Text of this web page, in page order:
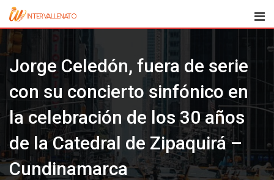
Skip
content
Jorge Celedón, fuera de serie
con su concierto sinfónico en
la celebración de los 30 años
de la Catedral de Zipaquirá –
Cundinamarca